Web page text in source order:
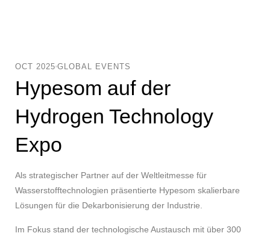
OCT 2025 GLOBAL EVENTS
Hypesom auf der
Hydrogen Technology
Expo
Als strategischer Partner auf der Weltleitmesse für
Wasserstofftechnologien präsentierte Hypesom skalierbare
Lösungen für die Dekarbonisierung der Industrie.
Im Fokus stand der technologische Austausch mit über 300